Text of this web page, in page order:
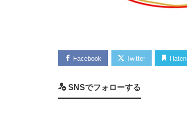
Facebook Twitter
SNSでフォローする